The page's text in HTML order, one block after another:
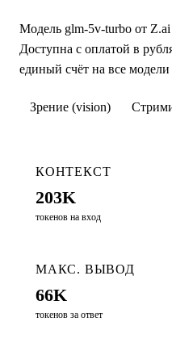
Модель glm-5v-turbo от
Доступна с оплатой в
единый счёт на все
Зрение (vision)
КОНТЕКСТ
203K
токенов на вход
МАКС. ВЫВОД
66K
токенов за ответ